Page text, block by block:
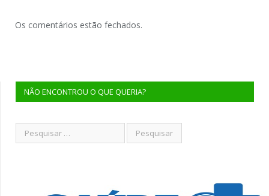
Os comentários estão fechados.
NÃO ENCONTROU O QUE QUERIA?